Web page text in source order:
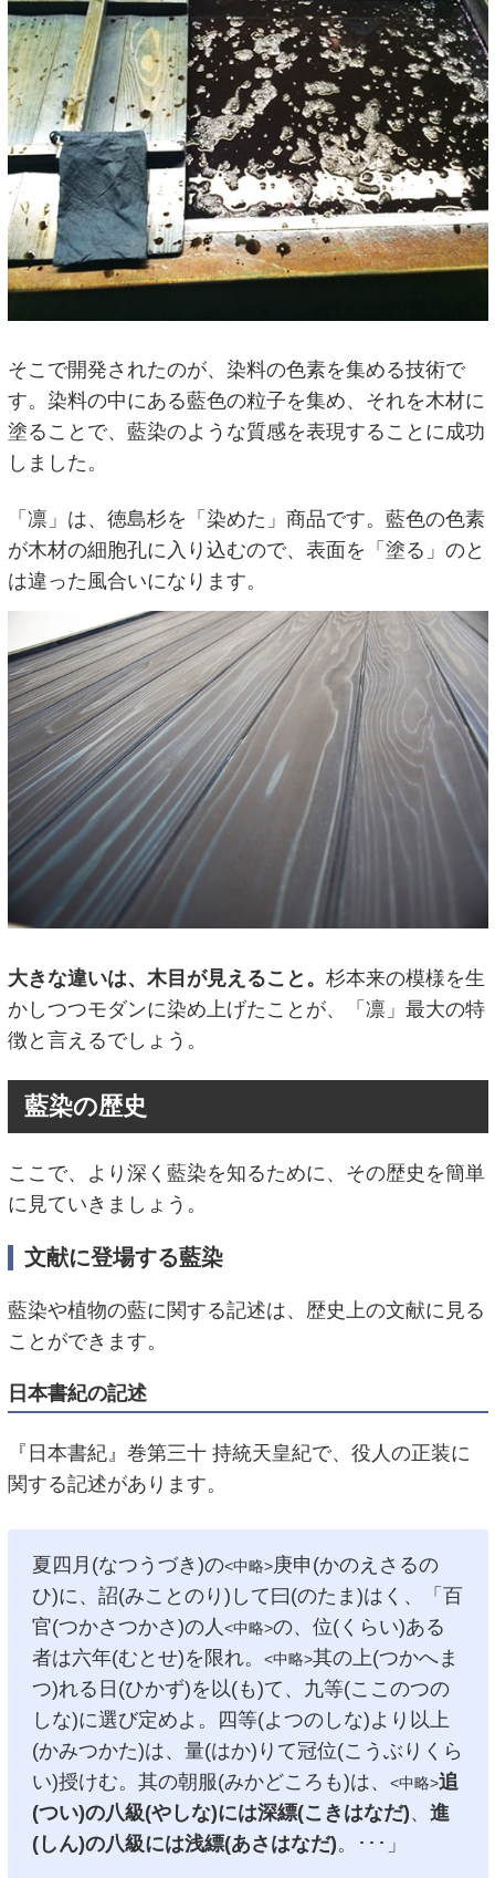
そこで開発されたのが、染料の色素を集める技術で
す。染料の中にある藍色の粒子を集め、それを木材に
塗ることで、藍染のような質感を表現することに成功
しました。
「凛」は、徳島杉を「染めた」商品です。藍色の色素
が木材の細胞孔に入り込むので、表面を「塗る」のと
は違った風合いになります。
大きな違いは、木目が見えること。 杉本来の模様を生
かしつつモダンに染め上げたことが、「凛」最大の特
徴と言えるでしょう。
藍染の歴史
ここで、より深く藍染を知るために、その歴史を簡単
に見ていきましょう。
文献に登場する藍染
藍染や植物の藍に関する記述は、歴史上の文献に見る
ことができます。
日本書紀の記述
『日本書紀』巻第三十 持統天皇紀で、役人の正装に
関する記述があります。
夏四月(なつうづき)の<中略>庚申(かのえさるの
ひ)に、詔(みことのり)して曰(のたま)はく、「百
官(つかさつかさ)の人<中略>の、位(くらい)ある
者は六年(むとせ)を限れ。
<中略>其の上(つかへま
つ)れる日(ひかず)を以(も)て、九等(ここのつの
しな)に選び定めよ。四等(よつのしな)より以上
(かみつかた)は、量(はか)りて冠位(こうぶりくら
い)授けむ。其の朝服(みかどころも)は、
<中略>追
(つい)の八級(やしな)には深縹(こきはなだ)、 進
(しん)の八級には浅縹(あさはなだ)。･･･」